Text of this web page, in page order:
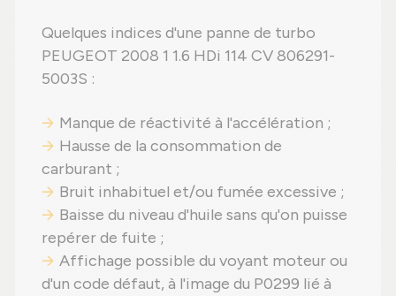
Quelques indices d'une panne de turbo
PEUGEOT 2008 1 1.6 HDi 114 CV 806291-
5003S :
Manque de réactivité à l'accélération ;
Hausse de la consommation de
carburant ;
Bruit inhabituel et/ou fumée excessive ;
Baisse du niveau d'huile sans qu'on puisse
repérer de fuite ;
Affichage possible du voyant moteur ou
d'un code défaut, à l'image du P0299 lié à